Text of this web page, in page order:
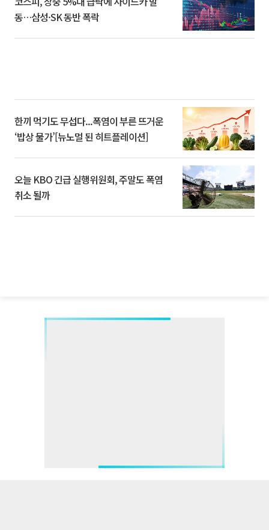
동…삼성·SK 동반 폭락
한끼 먹기도 무섭다...폭염이 부른 뜨거운
‘밥상 물가’[뉴노멀 된 히트플레이션]
오늘 KBO 긴급 실행위원회, 주말도 폭염
취소 될까